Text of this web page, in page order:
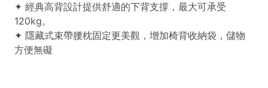
✦ 經典高背設計提供舒適的下背支撐，最大可承受
120kg。
✦ 隱藏式束帶腰枕固定更美觀，增加椅背收納袋，儲物
方便無礙